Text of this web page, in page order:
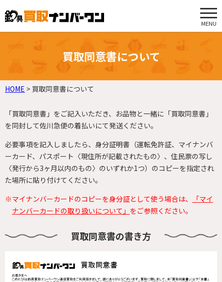
MENU
買取同意書について
HOME > 買取同意書について
「買取同意書」をご記入いただき、お品物と一緒に「買取同意書」
を同封して佐川急便の着払いにて発送ください。
必要事項を記入しましたら、身分証明書（運転免許証、マイナンバ
ーカード、パスポート〈現住所が記載されたもの〉、住民票の写し
〈発行から3ヶ月以内のもの〉のいずれか1つ）のコピーを指定され
た場所に貼り付けてください。
※マイナンバーカードのコピーを身分証として使う場合は、
「マイ
ナンバーカードの取り扱いについて」 をご参照ください。
買取同意書の書き方